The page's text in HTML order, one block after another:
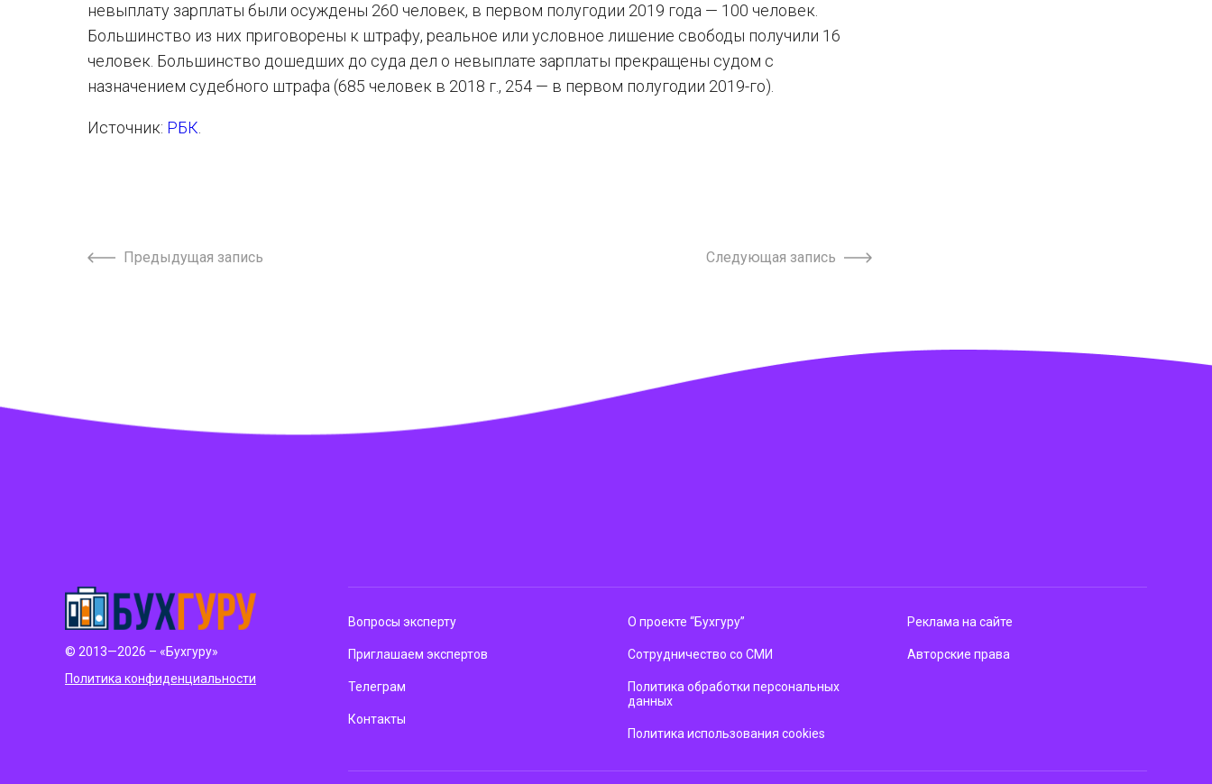
невыплату зарплаты были осуждены 260 человек, в первом полугодии 2019 года — 100 человек.
Большинство из них приговорены к штрафу, реальное или условное лишение свободы получили 16
человек. Большинство дошедших до суда дел о невыплате зарплаты прекращены судом с
назначением судебного штрафа (685 человек в 2018 г., 254 — в первом полугодии 2019-го).
Источник: РБК
Предыдущая запись Следующая запись
© 2013—2026 – «Бухгуру»
Политика конфиденциальности
Вопросы эксперту
Приглашаем экспертов
Телеграм
Контакты
О проекте “Бухгуру”
Сотрудничество со СМИ
Политика обработки персональных
данных
Политика использования cookies
Реклама на сайте
Авторские права